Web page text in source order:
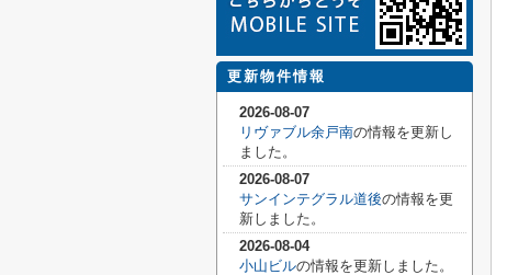
更新物件情報
2026-08-07
リヴァブル余戸南の情報を更新し
ました。
2026-08-07
サンインテグラル道後の情報を更
新しました。
2026-08-04
小山ビルの情報を更新しました。